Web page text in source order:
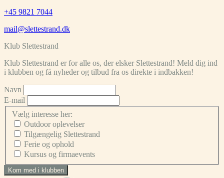
+45 9821 7044
mail@slettestrand.dk
Klub Slettestrand
Klub Slettestrand er for alle os, der elsker Slettestrand! Meld dig ind
i klubben og få nyheder og tilbud fra os direkte i indbakken!
Navn
E-mail
Vælg interesse her:
Outdoor oplevelser
Tilgængelig Slettestrand
Ferie og ophold
Kursus og firmaevents
Kom med i klubben